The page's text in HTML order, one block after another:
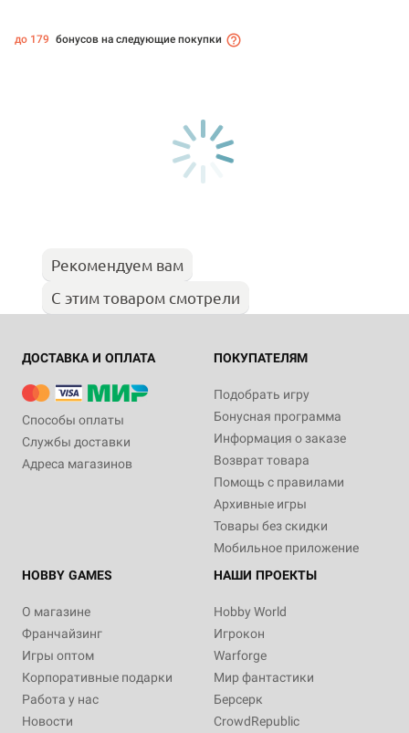
до 179 бонусов на следующие покупки
Рекомендуем вам
С этим товаром смотрели
ДОСТАВКА И ОПЛАТА
Способы оплаты
Службы доставки
Адреса магазинов
ПОКУПАТЕЛЯМ
Подобрать игру
Бонусная программа
Информация о заказе
Возврат товара
Помощь с правилами
Архивные игры
Товары без скидки
Мобильное приложение
HOBBY GAMES
О магазине
Франчайзинг
Игры оптом
Корпоративные подарки
Работа у нас
Новости
НАШИ ПРОЕКТЫ
Hobby World
Игрокон
Warforge
Мир фантастики
Берсерк
CrowdRepublic